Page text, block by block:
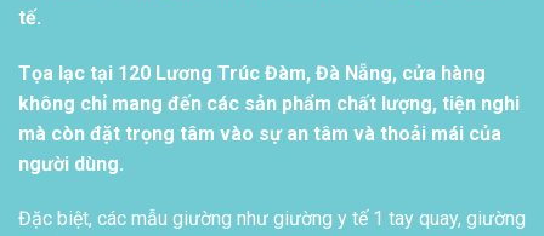
tế.
Tọa lạc tại 120 Lương Trúc Đàm, Đà Nẵng, cửa hàng
không chỉ mang đến các sản phẩm chất lượng, tiện nghi
mà còn đặt trọng tâm vào sự an tâm và thoải mái của
người dùng.
Đặc biệt, các mẫu giường như giường y tế 1 tay quay, giường